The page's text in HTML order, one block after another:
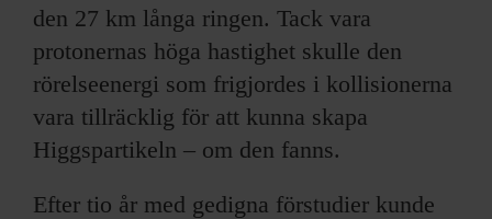
den 27 km långa ringen. Tack vara
protonernas höga hastighet skulle den
rörelseenergi som frigjordes i kollisionerna
vara tillräcklig för att kunna skapa
Higgspartikeln – om den fanns.
Efter tio år med gedigna förstudier kunde